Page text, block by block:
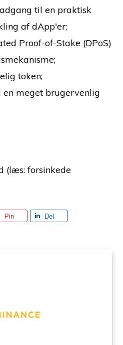
til en praktisk
af dApp'er;
Proof-of-Stake (DPoS)
token;
en meget brugervenlig
(læs: forsinkede
Pin Del